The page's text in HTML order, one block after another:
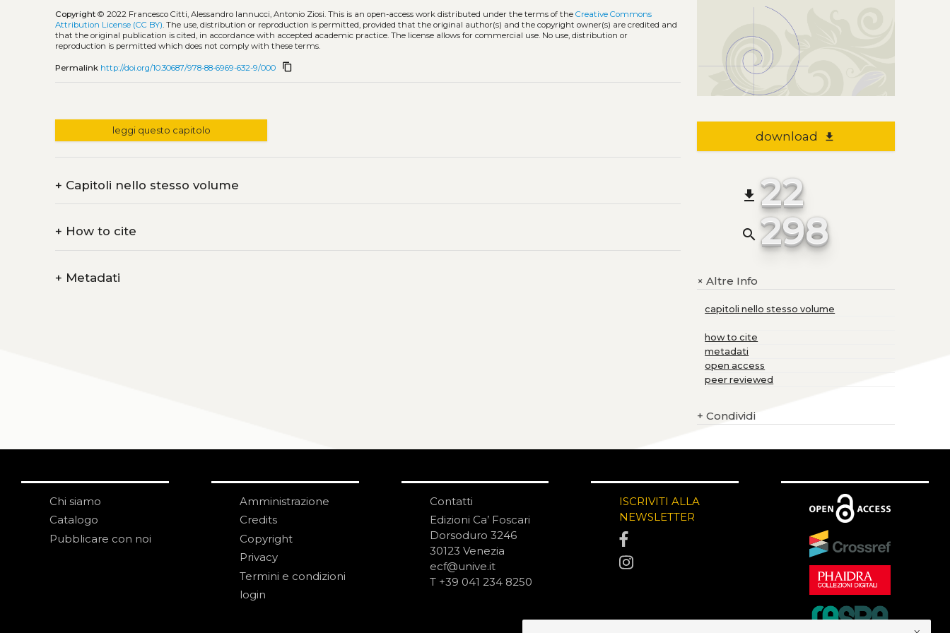
Copyright © 2022 Francesco Citti, Alessandro Iannucci, Antonio Ziosi.This is an open-access work distributed under the terms of theCreative Commons
Attribution License (CC BY) . The use, distribution or reproduction is permitted, provided that the original author(s) and the copyright owner(s) are credited and
that the original publication is cited, in accordance with accepted academic practice. The license allows for commercial use. No use, distribution or
reproduction is permitted which does not comply with these terms.
Permalink http://doi.org/10.30687/978-88-6969-632-9/000 content_copy
leggi questo capitolo
+ Capitoli nello stesso volume
+ How to cite
+ Metadati
download file_download
file_download 22
search 298
+Altre Info
capitoli nello stesso volume
how to cite
metadati
open access
peer reviewed
+ Condividi
Chi siamo
Catalogo
Pubblicare con noi
Amministrazione
Credits
Copyright
Privacy
Termini e condizioni
login
Contatti
Edizioni Ca’ Foscari
Dorsoduro 3246
30123 Venezia
ecf@unive.it
T +39 041 234 8250
ISCRIVITI ALLA
NEWSLETTER